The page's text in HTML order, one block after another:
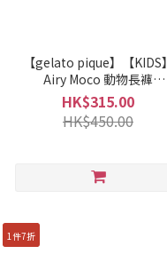
【gelato pique】【KIDS】
Airy Moco 動物長褲
PKNP261443
HK$315.00
HK$450.00
1件7折